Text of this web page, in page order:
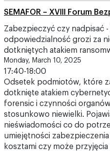
SEMAFOR – XVIII Forum
Zabezpieczyć czy nadpisać -
odpowiedzialność grozi za
dotkniętych atakiem
Monday, March 10, 2025
17:40-18:00
Odsetek podmiotów, które
dotknięte atakiem
forensic i czynności
stosunkowo niewielki.
nieświadomości co do
umiejętności
kosztami czy może